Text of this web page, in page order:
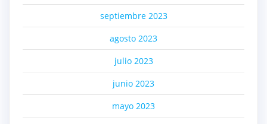
septiembre 2023
agosto 2023
julio 2023
junio 2023
mayo 2023